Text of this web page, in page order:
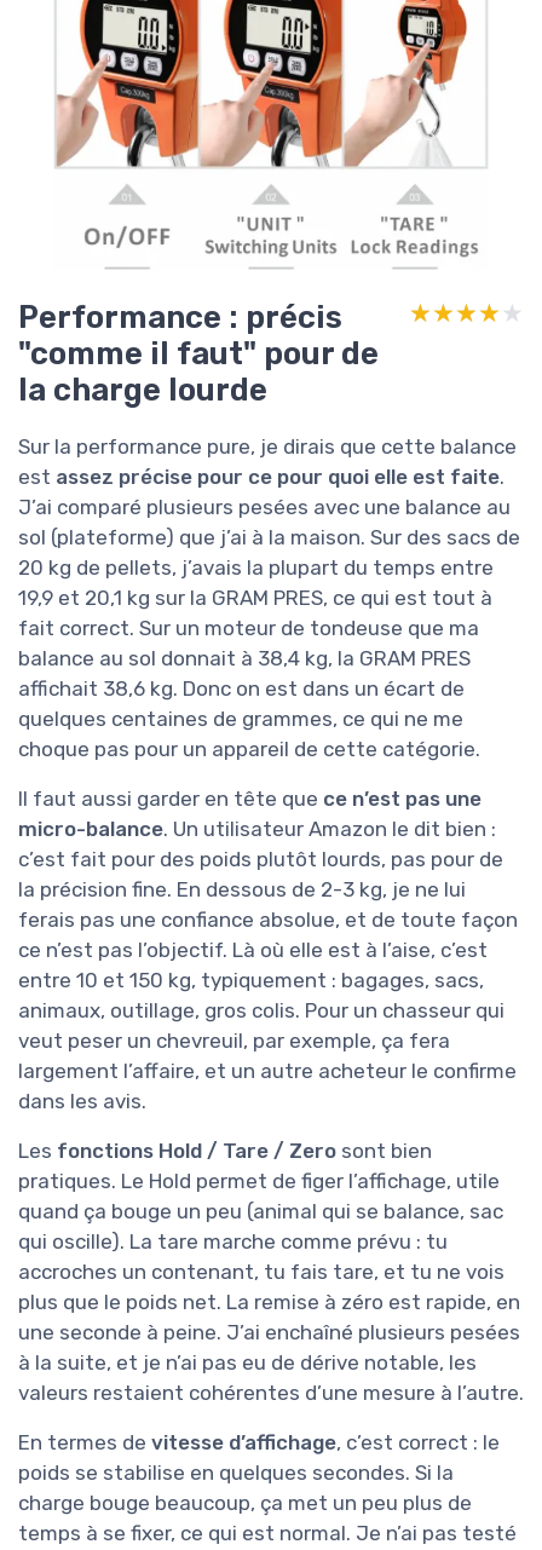
Performance : précis
"comme il faut" pour de
la charge lourde
★★★★★
★★★★★
Sur la performance pure, je dirais que cette balance
est assez précise pour ce pour quoi elle est faite.
J’ai comparé plusieurs pesées avec une balance au
sol (plateforme) que j’ai à la maison. Sur des sacs de
20 kg de pellets, j’avais la plupart du temps entre
19,9 et 20,1 kg sur la GRAM PRES, ce qui est tout à
fait correct. Sur un moteur de tondeuse que ma
balance au sol donnait à 38,4 kg, la GRAM PRES
affichait 38,6 kg. Donc on est dans un écart de
quelques centaines de grammes, ce qui ne me
choque pas pour un appareil de cette catégorie.
Il faut aussi garder en tête que ce n’est pas une
micro-balance. Un utilisateur Amazon le dit bien :
c’est fait pour des poids plutôt lourds, pas pour de
la précision fine. En dessous de 2-3 kg, je ne lui
ferais pas une confiance absolue, et de toute façon
ce n’est pas l’objectif. Là où elle est à l’aise, c’est
entre 10 et 150 kg, typiquement : bagages, sacs,
animaux, outillage, gros colis. Pour un chasseur qui
veut peser un chevreuil, par exemple, ça fera
largement l’affaire, et un autre acheteur le confirme
dans les avis.
Les fonctions Hold / Tare / Zero sont bien
pratiques. Le Hold permet de figer l’affichage, utile
quand ça bouge un peu (animal qui se balance, sac
qui oscille). La tare marche comme prévu : tu
accroches un contenant, tu fais tare, et tu ne vois
plus que le poids net. La remise à zéro est rapide, en
une seconde à peine. J’ai enchaîné plusieurs pesées
à la suite, et je n’ai pas eu de dérive notable, les
valeurs restaient cohérentes d’une mesure à l’autre.
En termes de vitesse d’affichage, c’est correct : le
poids se stabilise en quelques secondes. Si la
charge bouge beaucoup, ça met un peu plus de
temps à se fixer, ce qui est normal. Je n’ai pas testé